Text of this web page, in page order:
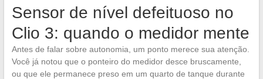
Sensor de nível defeituoso no
Clio 3: quando o medidor mente
Antes de falar sobre autonomia, um ponto merece sua atenção.
Você já notou que o ponteiro do medidor desce bruscamente,
ou que ele permanece preso em um quarto de tanque durante